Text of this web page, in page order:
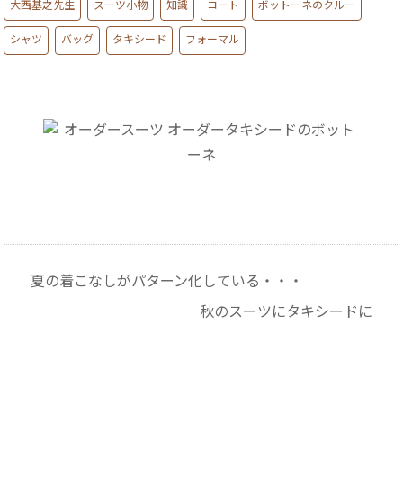
大西基之先生 スーツ小物 知識 コート ボットーネのクルー
シャツ バッグ タキシード フォーマル
夏の着こなしがパターン化している・・・
秋のスーツにタキシードに